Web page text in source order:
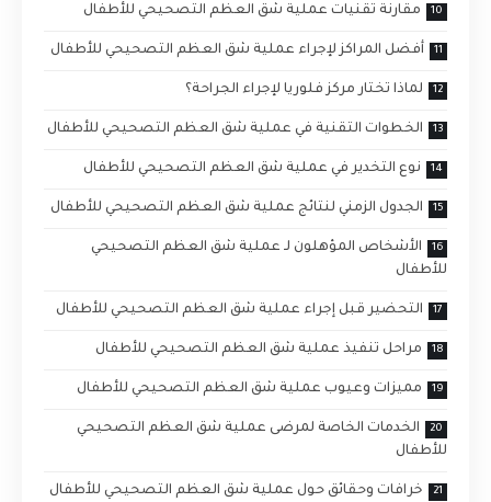
مقارنة تقنيات عملية شق العظم التصحيحي للأطفال
أفضل المراكز لإجراء عملية شق العظم التصحيحي للأطفال
لماذا تختار مركز فلوريا لإجراء الجراحة؟
الخطوات التقنية في عملية شق العظم التصحيحي للأطفال
نوع التخدير في عملية شق العظم التصحيحي للأطفال
الجدول الزمني لنتائج عملية شق العظم التصحيحي للأطفال
الأشخاص المؤهلون لـ عملية شق العظم التصحيحي
للأطفال
التحضير قبل إجراء عملية شق العظم التصحيحي للأطفال
مراحل تنفيذ عملية شق العظم التصحيحي للأطفال
مميزات وعيوب عملية شق العظم التصحيحي للأطفال
الخدمات الخاصة لمرضى عملية شق العظم التصحيحي
للأطفال
خرافات وحقائق حول عملية شق العظم التصحيحي للأطفال